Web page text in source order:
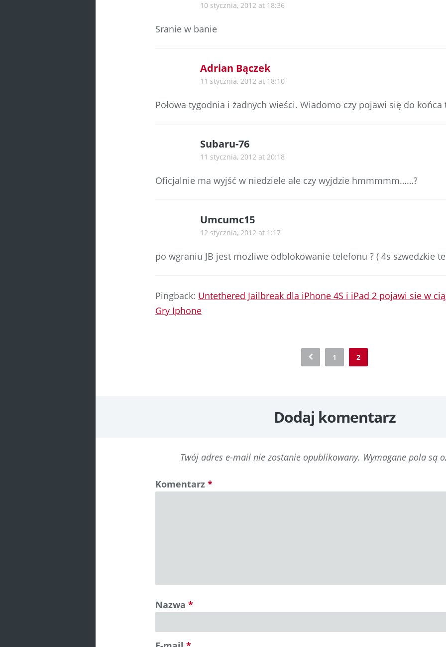
10 stycznia, 2012 at 18:36
Sranie w banie
Adrian Bączek
11 stycznia, 2012 at 18:10
Połowa tygodnia i żadnych wieści. Wiadomo czy pojawi się do końca
Subaru-76
11 stycznia, 2012 at 20:18
Oficjalnie ma wyjść w niedziele ale czy wyjdzie hmmmmm……?
Umcumc15
12 stycznia, 2012 at 1:17
po wgraniu JB jest mozliwe odblokowanie telefonu ? ( 4s szwedzkie
Pingback: Untethered Jailbreak dla iPhone 4S i iPad 2 pojawi sie w
Gry Iphone
1 2
Dodaj komentarz
Twój adres e-mail nie zostanie opublikowany. Wymagane pola są
Komentarz *
Nazwa *